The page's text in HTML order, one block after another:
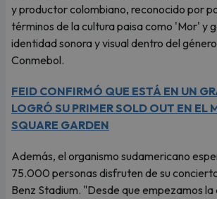
y productor colombiano, reconocido por
términos de la cultura paisa como 'Mor' y
identidad sonora y visual dentro del
Conmebol.
FEID CONFIRMÓ QUE ESTÁ EN UN
LOGRÓ SU PRIMER SOLD OUT EN EL
SQUARE GARDEN
Además, el organismo sudamericano
75.000 personas disfruten de su
Benz Stadium. "Desde que empezamos